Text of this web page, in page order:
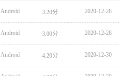
Android 3.20分 2020-12-28
Android 3.00分 2020-12-28
Android 4.20分 2020-12-30